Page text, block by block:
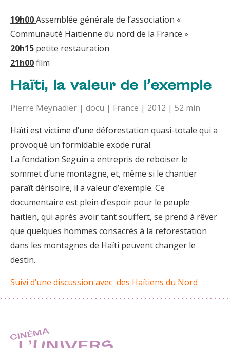
19h00Assemblée générale de l’association «
Communauté Haïtienne du nord de la France »
20h15 petite restauration
21h00film
Haïti, la valeur de l’exemple
Pierre Meynadier | docu | France | 2012 | 52 min
Haïti est victime d’une déforestation quasi-totale qui a
provoqué un formidable exode rural.
La fondation Seguin a entrepris de reboiser le
sommet d’une montagne, et, même si le chantier
paraît dérisoire, il a valeur d’exemple. Ce
documentaire est plein d’espoir pour le peuple
haïtien, qui après avoir tant souffert, se prend à rêver
que quelques hommes consacrés à la reforestation
dans les montagnes de Haïti peuvent changer le
destin.
Suivi d’une discussion avec des Haïtiens du Nord